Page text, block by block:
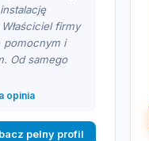
firmy
pomocnym i
Od samego
opinia
pelny profil